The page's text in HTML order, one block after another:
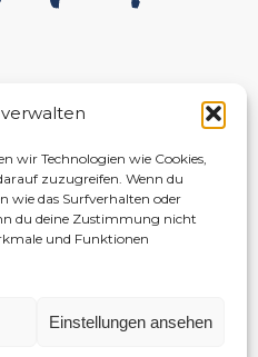
wir Technologien wie Cookies,
zuzugreifen. Wenn du
wie das Surfverhalten oder
du deine Zustimmung nicht
und Funktionen
Einstellungen ansehen